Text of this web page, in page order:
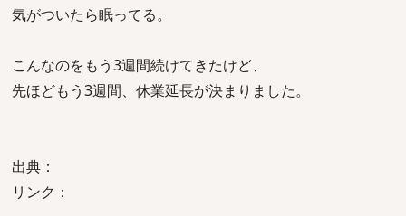
気がついたら眠ってる。
こんなのをもう3週間続けてきたけど、
先ほどもう3週間、休業延長が決まりました。
出典：
リンク：